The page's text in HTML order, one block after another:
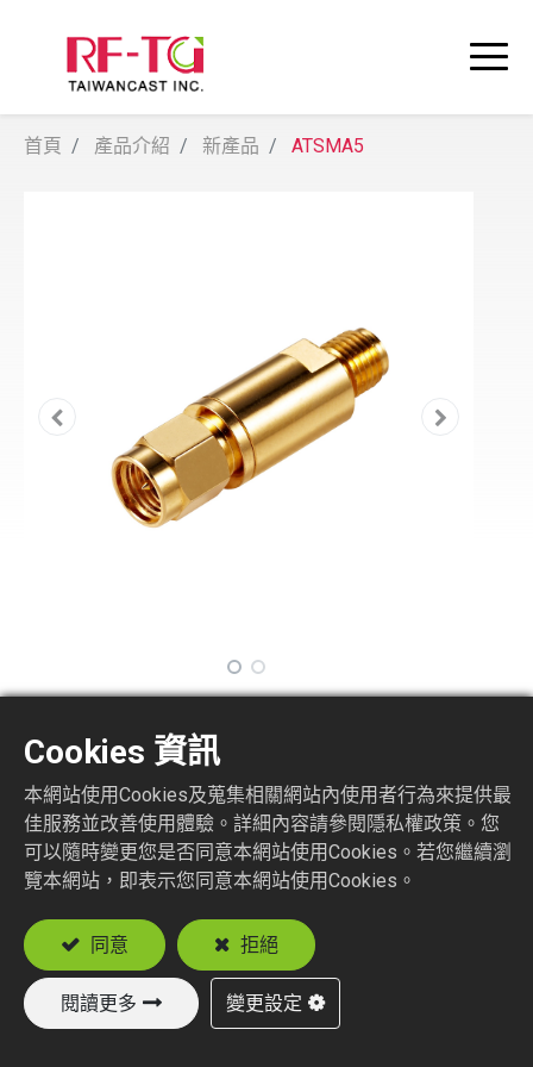
首頁 產品介紹 新產品 ATSMA5
ATSMA5
Attenuator SMA Plug to Jack
加入詢價車
新產品
Cookies 資訊
本網站使用Cookies及蒐集相關網站內使用者行為來提供最
佳服務並改善使用體驗。詳細內容請參閱隱私權政策。您
可以隨時變更您是否同意本網站使用Cookies。若您繼續瀏
覽本網站，即表示您同意本網站使用Cookies。
同意 拒絕
閱讀更多 變更設定